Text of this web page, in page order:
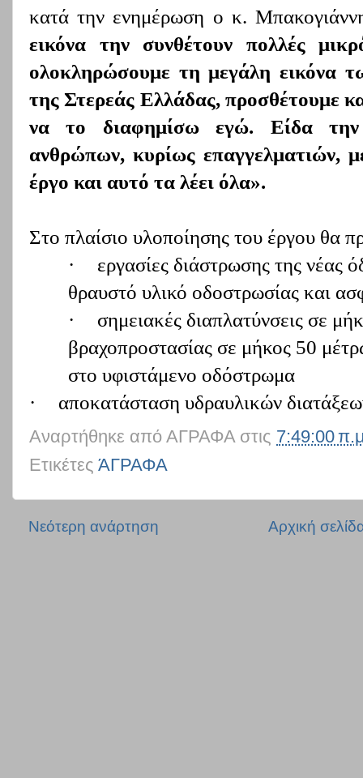
κατά την ενημέρωση ο κ.
εικόνα την συνθέτουν πολλές
ολοκληρώσουμε τη μεγάλη εικόνα
της Στερεάς Ελλάδας, προσθέτουμε
να το διαφημίσω εγώ. Είδα
ανθρώπων, κυρίως επαγγελματιών,
έργο και αυτό τα λέει όλα».
Στο πλαίσιο υλοποίησης του έργου θα
·
εργασίες διάστρωσης της νέας
θραυστό υλικό οδοστρωσίας και
·
σημειακές διαπλατύνσεις σε
βραχοπροστασίας σε μήκος 50
στο υφιστάμενο οδόστρωμα
·
αποκατάσταση υδραυλικών
Αναρτήθηκε από ΑΓΡΑΦΑ στις 7:49:00
Ετικέτες ΆΓΡΑΦΑ
Νεότερη ανάρτηση Αρχική